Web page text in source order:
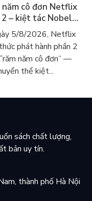
năm cô đơn Netflix
2 – kiệt tác Nobel
màn ảnh, dòng
tìm đọc lại García
5/8/2026, Netflix
phát hành phần 2
năm cô đơn” —
thể kiệt...
sách chất lượng,
bản uy tín.
thành phố Hà Nội